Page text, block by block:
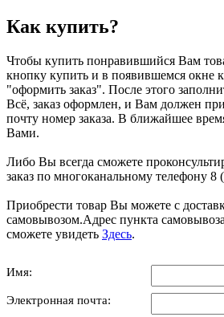
Как купить?
Чтобы купить понравившийся Вам
кнопку купить и в появившемся окне
"оформить заказ". После этого
Всё, заказ оформлен, и Вам должен
почту номер заказа. В ближайшее
Вами.
Либо Вы всегда сможете
заказ по многоканальному телефону 8
Приобрести товар Вы можете с
самовывозом.Адрес пункта
сможете увидеть Здесь.
Имя:
Электронная почта: